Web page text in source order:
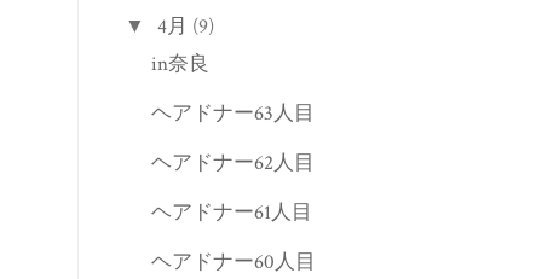
▼ 4月 (9)
in奈良
ヘアドナー63人目
ヘアドナー62人目
ヘアドナー61人目
ヘアドナー60人目